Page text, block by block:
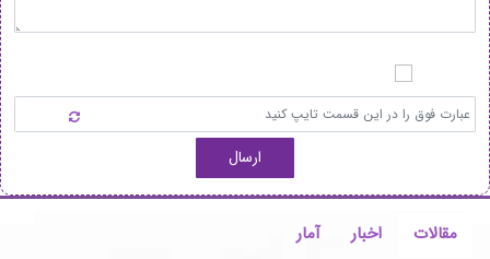
ارسال
مقالات اخبار آمار